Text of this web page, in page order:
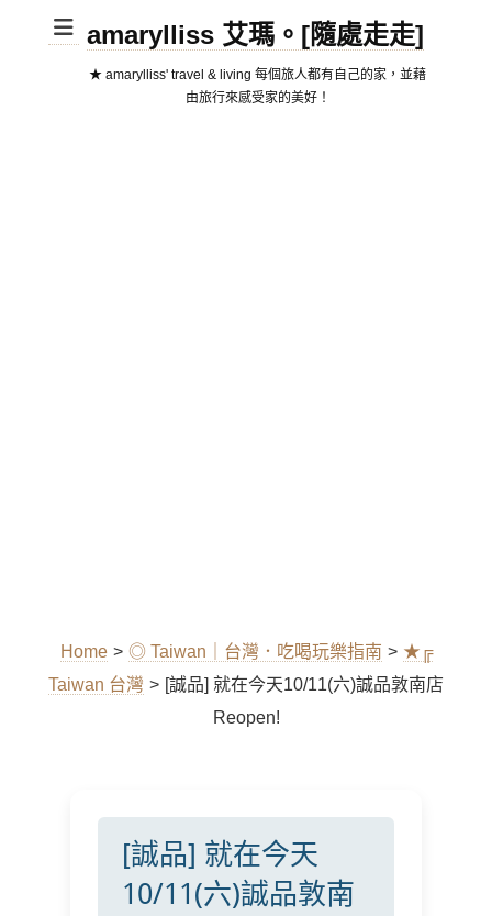
amarylliss 艾瑪。[隨處走走]
★ amarylliss' travel & living 每個旅人都有自己的家，並藉
由旅行來感受家的美好！
Home > ◎ Taiwan｜台灣．吃喝玩樂指南 > ★╔
Taiwan 台灣 > [誠品] 就在今天10/11(六)誠品敦南店
Reopen!
[誠品] 就在今天
10/11(六)誠品敦南